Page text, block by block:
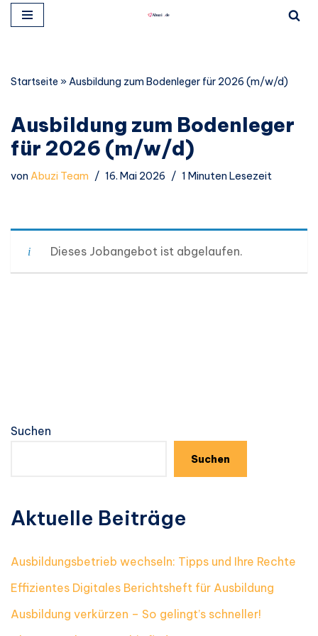
springen
Startseite »Ausbildung zum Bodenleger für 2026 (m/w/d)
Ausbildung zum Bodenleger
für 2026 (m/w/d)
vonAbuzi Team 16. Mai 2026 1 Minuten Lesezeit
Dieses Jobangebot ist abgelaufen.
Suchen
Suchen
Aktuelle Beiträge
Ausbildungsbetrieb wechseln: Tipps und Ihre Rechte
Effizientes Digitales Berichtsheft für Ausbildung
Ausbildung verkürzen – So gelingt’s schneller!